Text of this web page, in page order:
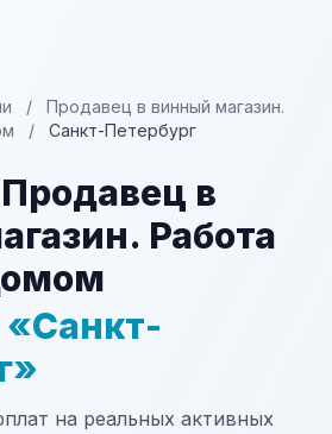
/
Продавец в винный магазин.
/ Санкт-Петербург
в
Работа
«Санкт-
на реальных активных